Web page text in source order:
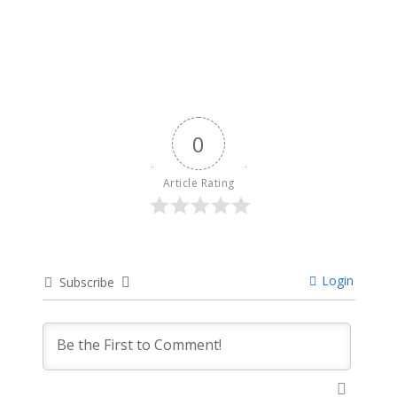
0
Article Rating
Subscribe Login